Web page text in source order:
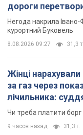
дороги
Відео
Негода накрила
курортний Буковель
8.08.2026 09:27 31,3 т.
Жінці
за газ через
лічильника:
неочікуване
Чи треба платити
9 часов назад 31,3 т.